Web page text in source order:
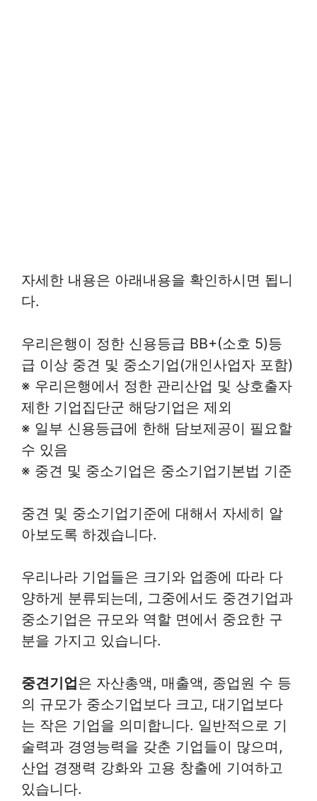
자세한 내용은 아래내용을 확인하시면 됩니
다.
우리은행이 정한 신용등급 BB+(소호 5)등
급 이상 중견 및 중소기업(개인사업자 포함)
※ 우리은행에서 정한 관리산업 및 상호출자
제한 기업집단군 해당기업은 제외
※ 일부 신용등급에 한해 담보제공이 필요할
수 있음
※ 중견 및 중소기업은 중소기업기본법 기준
중견 및 중소기업기준에 대해서 자세히 알
아보도록 하겠습니다.
우리나라 기업들은 크기와 업종에 따라 다
양하게 분류되는데, 그중에서도 중견기업과
중소기업은 규모와 역할 면에서 중요한 구
분을 가지고 있습니다.
중견기업은 자산총액, 매출액, 종업원 수 등
의 규모가 중소기업보다 크고, 대기업보다
는 작은 기업을 의미합니다. 일반적으로 기
술력과 경영능력을 갖춘 기업들이 많으며,
산업 경쟁력 강화와 고용 창출에 기여하고
있습니다.